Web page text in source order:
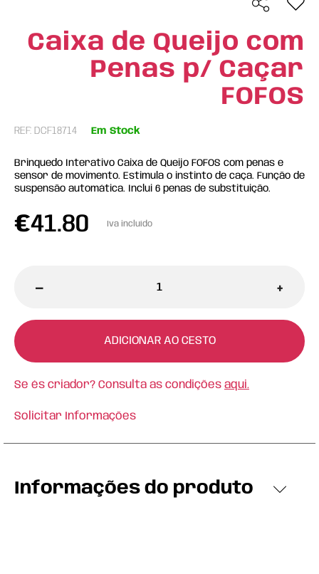
Caixa de Queijo com
Penas p/ Caçar
FOFOS
REF: DCF18714 Em Stock
Brinquedo Interativo Caixa de Queijo FOFOS com penas e
sensor de movimento. Estimula o instinto de caça. Função de
suspensão automática. Inclui 6 penas de substituição.
€41.80 Iva incluído
- +
ADICIONAR AO CESTO
Se és criador? Consulta as condições aqui.
Solicitar Informações
Informações do produto